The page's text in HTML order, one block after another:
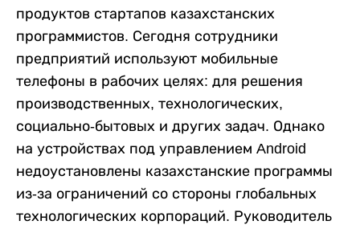
продуктов стартапов казахстанских
программистов. Сегодня сотрудники
предприятий используют мобильные
телефоны в рабочих целях: для решения
производственных, технологических,
социально-бытовых и других задач. Однако
на устройствах под управлением Android
недоустановлены казахстанские программы
из-за ограничений со стороны глобальных
технологических корпораций. Руководитель